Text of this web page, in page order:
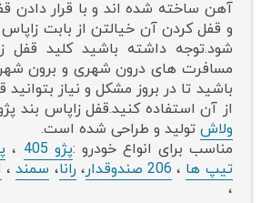
آهن ساخته شده اند و با قرار دادن
و قفل کردن آن خیالتن از بابت
شود.توجه داشته باشید کلید قفل
مسافرت های درون شهری و برون
باشید تا در بروز مشکل و نیاز بتوانید
از آن استفاده کنید.قفل زاپاس بند پژو 206
ولاش تولید و طراحی شده است.
مناسب برای انواع خودرو :پژو 405 ،
تیپ ها ، 206 صندوقدار ، رانا، سمند،
،